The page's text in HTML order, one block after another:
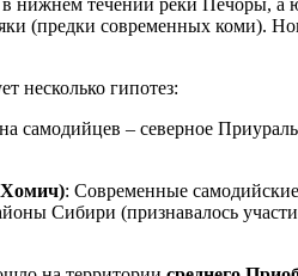
(предки современных коми).
несколько гипотез:
самодийцев – северное
: Современные
Сибири (признавалось